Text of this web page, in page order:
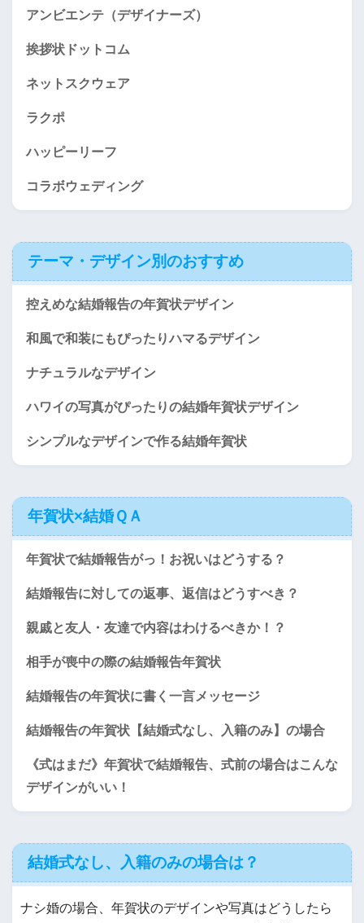
アンビエンテ（デザイナーズ）
挨拶状ドットコム
ネットスクウェア
ラクポ
ハッピーリーフ
コラボウェディング
テーマ・デザイン別のおすすめ
控えめな結婚報告の年賀状デザイン
和風で和装にもぴったりハマるデザイン
ナチュラルなデザイン
ハワイの写真がぴったりの結婚年賀状デザイン
シンプルなデザインで作る結婚年賀状
年賀状×結婚ＱＡ
年賀状で結婚報告がっ！お祝いはどうする？
結婚報告に対しての返事、返信はどうすべき？
親戚と友人・友達で内容はわけるべきか！？
相手が喪中の際の結婚報告年賀状
結婚報告の年賀状に書く一言メッセージ
結婚報告の年賀状【結婚式なし、入籍のみ】の場合
《式はまだ》年賀状で結婚報告、式前の場合はこんな
デザインがいい！
結婚式なし、入籍のみの場合は？
ナシ婚の場合、年賀状のデザインや写真はどうしたら